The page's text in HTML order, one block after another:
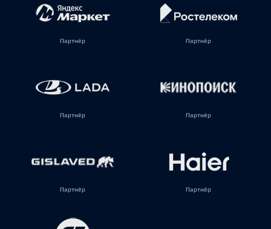
Партнёр Партнёр
Партнёр Партнёр
Партнёр Партнёр